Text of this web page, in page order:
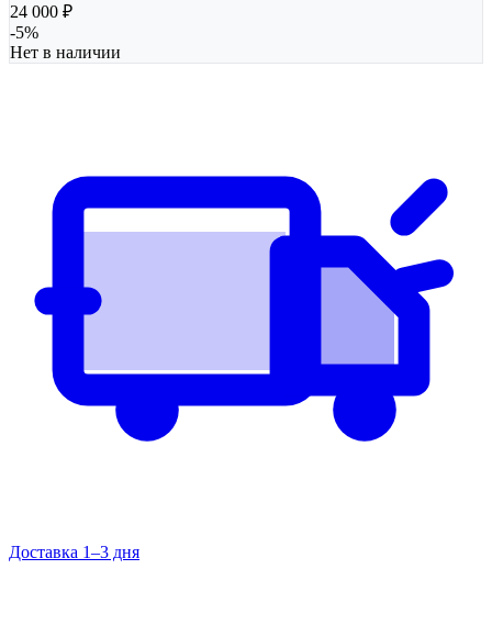
24 000 ₽
-5%
Нет в наличии
Доставка 1–3 дня